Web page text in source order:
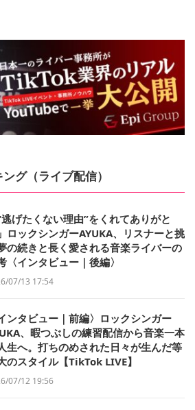
グ（ライブ配信）
逃げたくない理由”をくれてありがと
ロックシンガーAYUKA、リスナーと挑
の続きと長く愛される音楽ライバーの
〈インタビュー｜後編〉
07/13 17:54
インタビュー｜前編〉ロックシンガー
、暇つぶしの練習配信から音楽一本
生へ。打ちのめされた日々が生んだ等
のスタイル【TikTok LIVE】
07/12 19:56